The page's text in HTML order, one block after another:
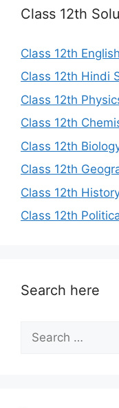
Class 12th
Class 12th
Class 12th Hindi
Class 12th
Class 12th
Class 12th
Class 12th
Class 12th
Class 12th
Search here
Search
for: